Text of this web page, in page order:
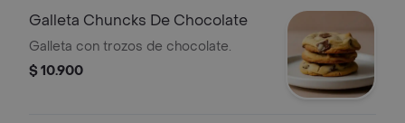
Galleta Chuncks De Chocolate
Galleta con trozos de chocolate.
$ 10.900